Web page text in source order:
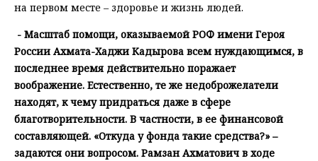
на первом месте – здоровье и жизнь людей.
- Масштаб помощи, оказываемой РОФ имени Героя
России Ахмата-Хаджи Кадырова всем нуждающимся, в
последнее время действительно поражает
воображение. Естественно, те же недоброжелатели
находят, к чему придраться даже в сфере
благотворительности. В частности, в ее финансовой
составляющей. «Откуда у фонда такие средства?» –
задаются они вопросом. Рамзан Ахматович в ходе